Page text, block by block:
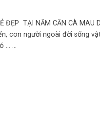
ĐẸP TẠI NĂM CĂN CÀ
con người ngoài đời sống
... ...